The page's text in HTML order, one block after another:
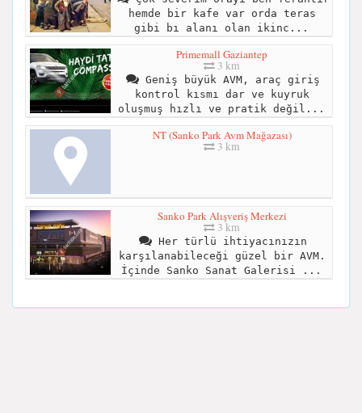
hemde bir kafe var orda teras
gibi bı alanı olan ikinc...
Primemall Gaziantep
3 km
Geniş büyük AVM, araç giriş
kontrol kısmı dar ve kuyruk
oluşmuş hızlı ve pratik değil...
NT (Sanko Park Avm Mağazası)
3 km
Sanko Park Alışveriş Merkezi
3 km
Her türlü ihtiyacınızın
karşılanabileceği güzel bir AVM.
İçinde Sanko Sanat Galerisi ...